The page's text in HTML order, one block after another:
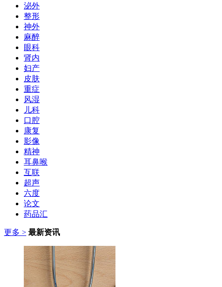
泌外
整形
神外
麻醉
眼科
肾内
妇产
皮肤
重症
风湿
儿科
口腔
康复
影像
精神
耳鼻喉
互联
超声
六度
论文
药品汇
更多 > 最新资讯